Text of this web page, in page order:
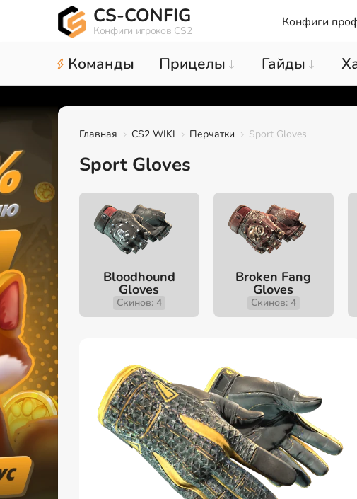
CS-CONFIG
Конфиги игроков CS2
Конфиги
Команды Прицелы Гайды
Главная CS2 WIKI Перчатки Sport Gloves
Sport Gloves
Bloodhound
Gloves
Скинов: 4
Broken Fang
Gloves
Скинов: 4